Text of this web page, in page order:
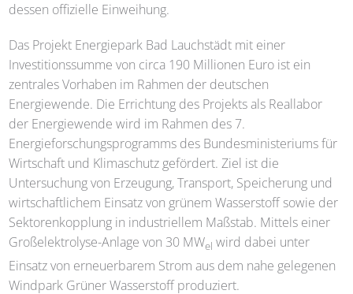
dessen offizielle Einweihung.
Das Projekt Energiepark Bad Lauchstädt mit einer
Investitionssumme von circa 190 Millionen Euro ist ein
zentrales Vorhaben im Rahmen der deutschen
Energiewende. Die Errichtung des Projekts als Reallabor
der Energiewende wird im Rahmen des 7.
Energieforschungsprogramms des Bundesministeriums für
Wirtschaft und Klimaschutz gefördert. Ziel ist die
Untersuchung von Erzeugung, Transport, Speicherung und
wirtschaftlichem Einsatz von grünem Wasserstoff sowie der
Sektorenkopplung in industriellem Maßstab. Mittels einer
Großelektrolyse-Anlage von 30 MWel wird dabei unter
Einsatz von erneuerbarem Strom aus dem nahe gelegenen
Windpark Grüner Wasserstoff produziert.